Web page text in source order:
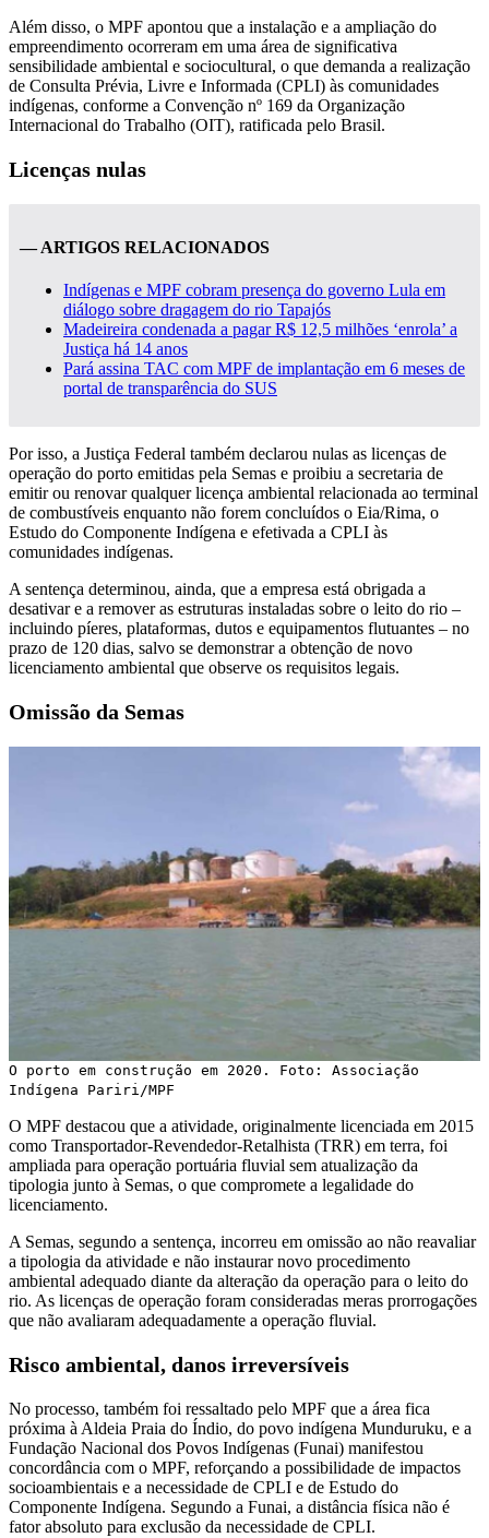
Além disso, o MPF apontou que a instalação e a ampliação do
empreendimento ocorreram em uma área de significativa
sensibilidade ambiental e sociocultural, o que demanda a realização
de Consulta Prévia, Livre e Informada (CPLI) às comunidades
indígenas, conforme a Convenção nº 169 da Organização
Internacional do Trabalho (OIT), ratificada pelo Brasil.
Licenças nulas
— ARTIGOS RELACIONADOS
Indígenas e MPF cobram presença do governo Lula em
diálogo sobre dragagem do rio Tapajós
Madeireira condenada a pagar R$ 12,5 milhões ‘enrola’ a
Justiça há 14 anos
Pará assina TAC com MPF de implantação em 6 meses de
portal de transparência do SUS
Por isso, a Justiça Federal também declarou nulas as licenças de
operação do porto emitidas pela Semas e proibiu a secretaria de
emitir ou renovar qualquer licença ambiental relacionada ao terminal
de combustíveis enquanto não forem concluídos o Eia/Rima, o
Estudo do Componente Indígena e efetivada a CPLI às
comunidades indígenas.
A sentença determinou, ainda, que a empresa está obrigada a
desativar e a remover as estruturas instaladas sobre o leito do rio –
incluindo píeres, plataformas, dutos e equipamentos flutuantes – no
prazo de 120 dias, salvo se demonstrar a obtenção de novo
licenciamento ambiental que observe os requisitos legais.
Omissão da Semas
O porto em construção em 2020. Foto: Associação
Indígena Pariri/MPF
O MPF destacou que a atividade, originalmente licenciada em 2015
como Transportador-Revendedor-Retalhista (TRR) em terra, foi
ampliada para operação portuária fluvial sem atualização da
tipologia junto à Semas, o que compromete a legalidade do
licenciamento.
A Semas, segundo a sentença, incorreu em omissão ao não reavaliar
a tipologia da atividade e não instaurar novo procedimento
ambiental adequado diante da alteração da operação para o leito do
rio. As licenças de operação foram consideradas meras prorrogações
que não avaliaram adequadamente a operação fluvial.
Risco ambiental, danos irreversíveis
No processo, também foi ressaltado pelo MPF que a área fica
próxima à Aldeia Praia do Índio, do povo indígena Munduruku, e a
Fundação Nacional dos Povos Indígenas (Funai) manifestou
concordância com o MPF, reforçando a possibilidade de impactos
socioambientais e a necessidade de CPLI e de Estudo do
Componente Indígena. Segundo a Funai, a distância física não é
fator absoluto para exclusão da necessidade de CPLI.